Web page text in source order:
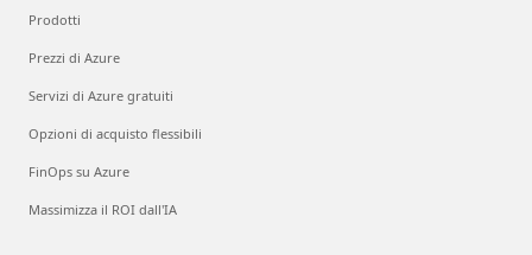
Prodotti
Prezzi di Azure
Servizi di Azure gratuiti
Opzioni di acquisto flessibili
FinOps su Azure
Massimizza il ROI dall'IA